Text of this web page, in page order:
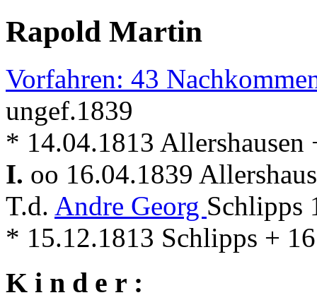
Rapold Martin
Vorfahren: 43
ungef.1839
* 14.04.1813 Allershausen
I. oo 16.04.1839
T.d. Andre Georg Schlipps
* 15.12.1813 Schlipps +
K i n d e r :